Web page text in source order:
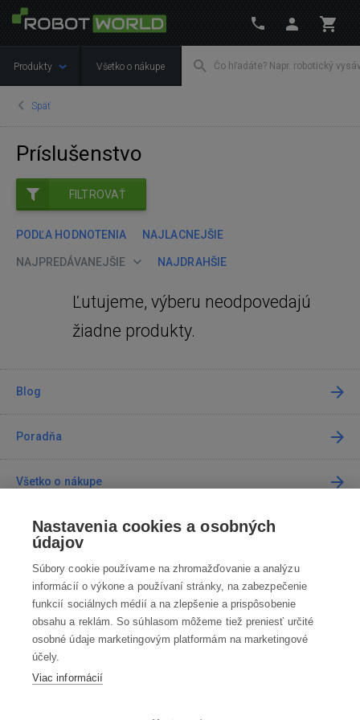
Produkty Všetko o nákupe
Späť
Príslušenstvo
FILTROVAŤ
PODĽA HODNOTENIA NAJLACNEJŠIE
NAJPREDÁVANEJŠIE NAJDRAHŠIE
Ľutujeme, výberu neodpovedajú
žiadne produkty.
Blog
Poradňa
Všetko o nákupe
Predajne
Kontakt
Kontaktujte nás
info@robotworld.sk
02 / 205 103 00
Nastavenia cookies a osobných
údajov
Súbory cookie používame na zhromažďovanie a analýzu
informácií o výkone a používaní stránky, na zabezpečenie
funkcií sociálnych médií a na zlepšenie a prispôsobenie
obsahu a reklám. So súhlasom môžeme tiež preniesť určité
osobné údaje marketingovým platformám na marketingové
účely.
Viac informácií